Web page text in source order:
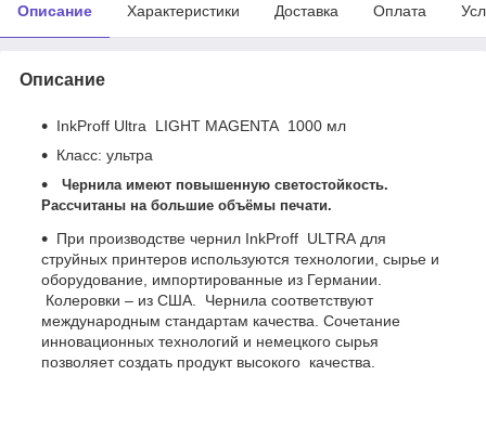
Описание Характеристики Доставка Оплата
Описание
InkProff Ultra LIGHT MAGENTA 1000 мл
Класс: ультра
Чернила имеют повышенную светостойкость.
Рассчитаны на большие объёмы печати.
При производстве чернил InkProff ULTRA для
струйных принтеров используются технологии, сырье и
оборудование, импортированные из Германии.
Колеровки – из США. Чернила соответствуют
международным стандартам качества. Сочетание
инновационных технологий и немецкого сырья
позволяет создать продукт высокого качества.